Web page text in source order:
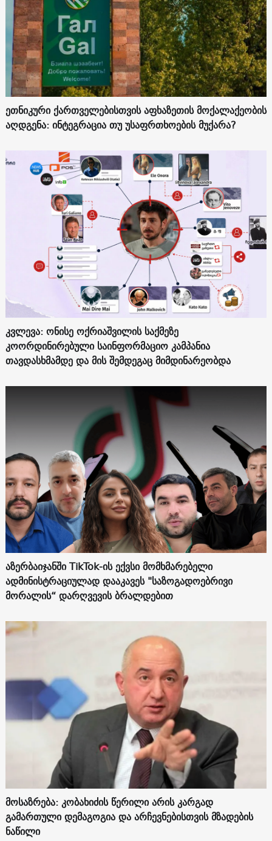
ეთნიკური ქართველებისთვის აფხაზეთის მოქალაქეობის
აღდგენა: ინტეგრაცია თუ უსაფრთხოების მუქარა?
კვლევა: ონისე ოქრიაშვილის საქმეზე
კოორდინირებული საინფორმაციო კამპანია
თავდასხმამდე და მის შემდეგაც მიმდინარეობდა
აზერბაიჯანში TikTok-ის ექვსი მომხმარებელი
ადმინისტრაციულად დააკავეს "საზოგადოებრივი
მორალის“ დარღვევის ბრალდებით
მოსაზრება: კობახიძის წერილი არის კარგად
გამართული დემაგოგია და არჩევნებისთვის მზადების
ნაწილი